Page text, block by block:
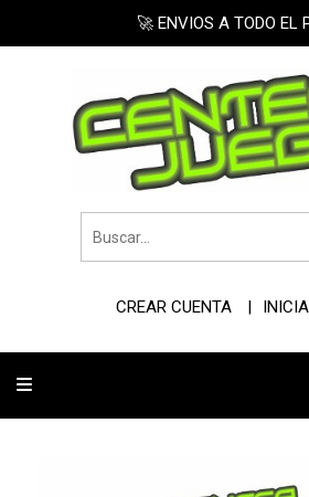
🚀 ENVIOS A TODO EL
CREAR CUENTA